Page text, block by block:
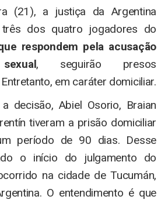
(21), a justiça da Argentina
três dos quatro jogadores do
respondem pela acusação
, seguirão presos
em caráter domiciliar.
decisão, Abiel Osorio, Braian
tiveram a prisão domiciliar
período de 90 dias. Desse
o início do julgamento do
na cidade de Tucumán,
O entendimento é que